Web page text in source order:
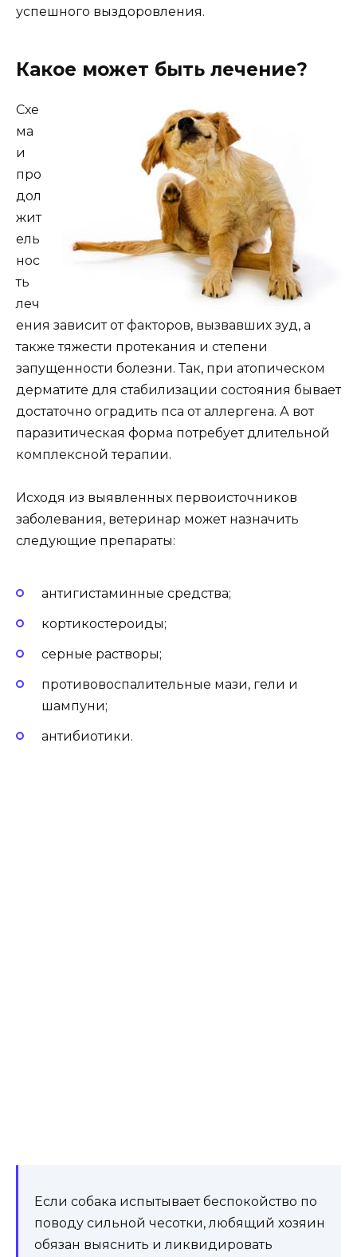
успешного выздоровления.
Какое может быть лечение?
Схе
ма
и
про
дол
жит
ель
нос
ть
леч
ения зависит от факторов, вызвавших зуд, а
также тяжести протекания и степени
запущенности болезни. Так, при атопическом
дерматите для стабилизации состояния бывает
достаточно оградить пса от аллергена. А вот
паразитическая форма потребует длительной
комплексной терапии.
Исходя из выявленных первоисточников
заболевания, ветеринар может назначить
следующие препараты:
антигистаминные средства;
кортикостероиды;
серные растворы;
противовоспалительные мази, гели и
шампуни;
антибиотики.
Если собака испытывает беспокойство по
поводу сильной чесотки, любящий хозяин
обязан выяснить и ликвидировать